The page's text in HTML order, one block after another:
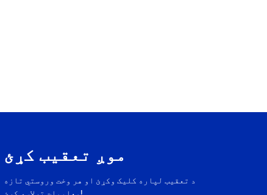
موږ تعقیب کړئ
د تعقیب لپاره کلیک وکړئ او هر وخت وروستي تازه